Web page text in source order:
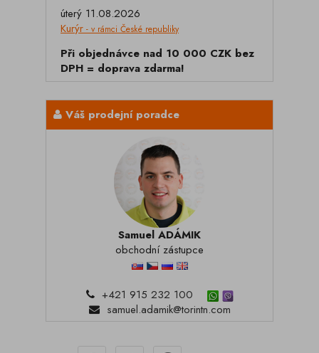
úterý 11.08.2026
Kurýr - v rámci České republiky
Při objednávce nad 10 000 CZK bez
DPH = doprava zdarma!
Váš prodejní poradce
Samuel ADÁMIK
obchodní zástupce
+421 915 232 100
samuel.adamik@torintn.com